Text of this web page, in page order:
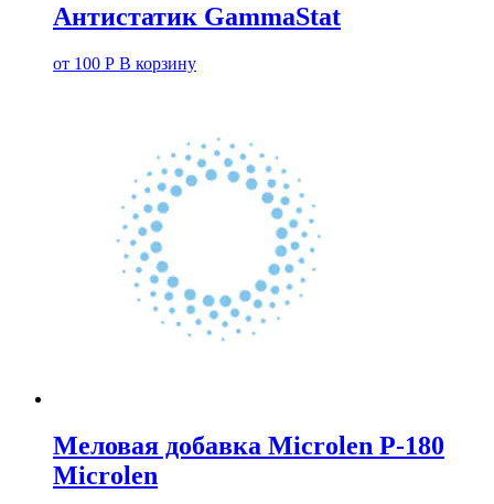
Антистатик GammaStat
от 100 Р В корзину
Меловая добавка Microlen P-180
Microlen